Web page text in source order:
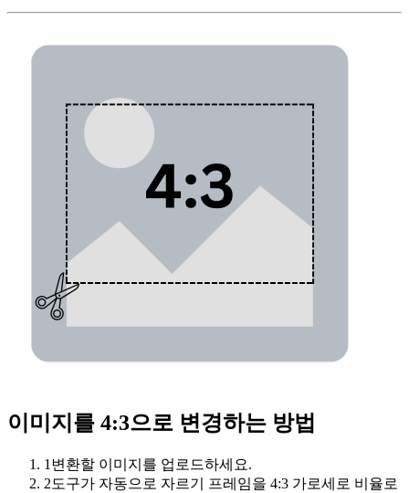
이미지를 4:3으로 변경하는 방법
1 변환할 이미지를 업로드하세요.
2도구가 자동으로 자르기 프레임을 4:3 가로세로 비율로